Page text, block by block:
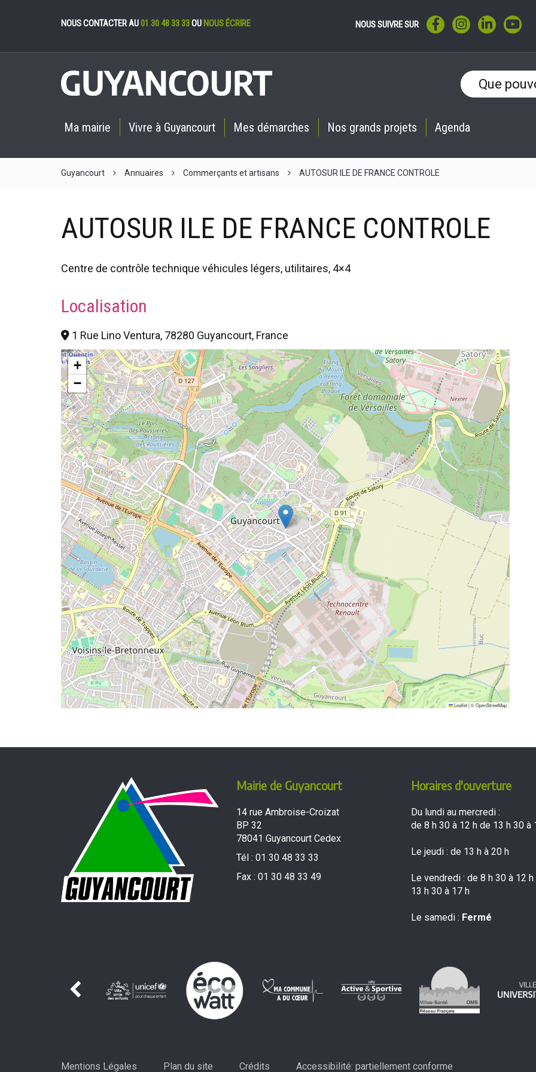
NOUS CONTACTER AU01 30 48 33 33OU NOUS ÉCRIRE NOUS SUIVRE SUR LIEN VERS LE COMPTE
LIEN VERS LE
LIEN VERS
Ma mairie Vivre à Guyancourt Mes démarches Nos grands projets Agenda
Guyancourt Annuaires Commerçants et artisans AUTOSUR ILE DE FRANCE CONTROLE
AUTOSUR ILE DE FRANCE CONTROLE
Centre de contrôle technique véhicules légers, utilitaires, 4×4
Localisation
1 Rue Lino Ventura, 78280 Guyancourt, France
+
−
Leaflet|©OpenStreetMap
Mairie de Guyancourt
14 rue Ambroise-Croizat
BP 32
78041 Guyancourt Cedex
Tél : 01 30 48 33 33
Fax : 01 30 48 33 49
Horaires d'ouverture
Du lundi au mercredi :
de 8 h 30 à 12 h de 13 h 30 à
Le jeudi : de 13 h à 20 h
Le vendredi : de 8 h 30 à 12
13 h 30 à 17 h
Le samedi : Fermé
Mentions Légales Plan du site Crédits Accessibilité: partiellement conforme